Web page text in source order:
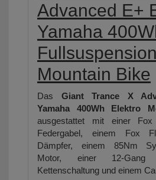
Advanced E+
Yamaha
Mountain Bike
Das Giant Trance X
Yamaha 400Wh Elektro
ausgestattet mit einer
Federgabel, einem Fox
Dämpfer, einem 85Nm
Motor, einer 12-Gang
Kettenschaltung und einem